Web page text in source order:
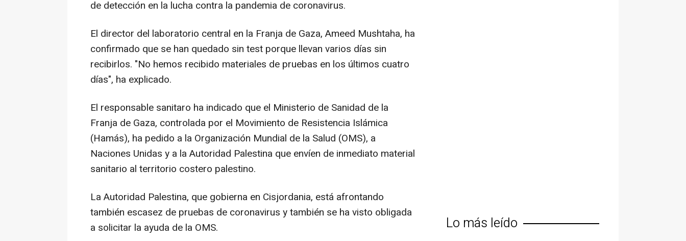
de detección en la lucha contra la pandemia de coronavirus.
El director del laboratorio central en la Franja de Gaza, Ameed Mushtaha, ha
confirmado que se han quedado sin test porque llevan varios días sin
recibirlos. "No hemos recibido materiales de pruebas en los últimos cuatro
días", ha explicado.
El responsable sanitaro ha indicado que el Ministerio de Sanidad de la
Franja de Gaza, controlada por el Movimiento de Resistencia Islámica
(Hamás), ha pedido a la Organización Mundial de la Salud (OMS), a
Naciones Unidas y a la Autoridad Palestina que envíen de inmediato material
sanitario al territorio costero palestino.
La Autoridad Palestina, que gobierna en Cisjordania, está afrontando
también escasez de pruebas de coronavirus y también se ha visto obligada
a solicitar la ayuda de la OMS.
Lo más leído